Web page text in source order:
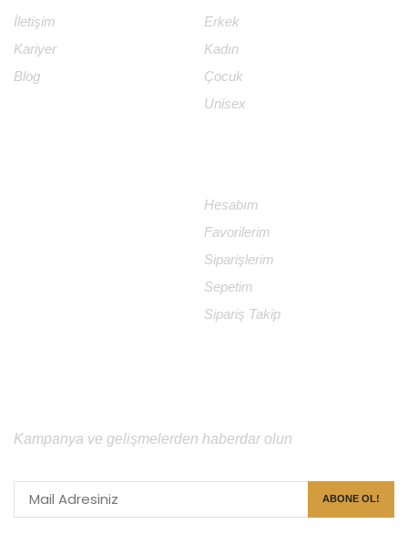
İletişim
Kariyer
Blog
Erkek
Kadın
Çocuk
Unisex
Hesabım
Favorilerim
Siparişlerim
Sepetim
Sipariş Takip
Kampanya ve gelişmelerden haberdar olun